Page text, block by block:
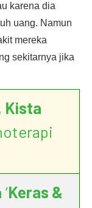
karena dia
uang. Namun
mereka
sekitarnya jika
Kista
Keras &